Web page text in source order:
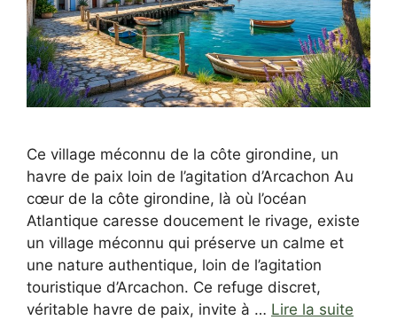
Ce village méconnu de la côte girondine, un
havre de paix loin de l’agitation d’Arcachon Au
cœur de la côte girondine, là où l’océan
Atlantique caresse doucement le rivage, existe
un village méconnu qui préserve un calme et
une nature authentique, loin de l’agitation
touristique d’Arcachon. Ce refuge discret,
véritable havre de paix, invite à … Lire la suite